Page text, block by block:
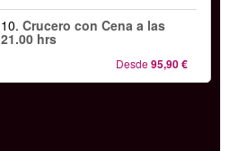
10. Crucero con Cena a las
21.00 hrs
Desde95,90 €